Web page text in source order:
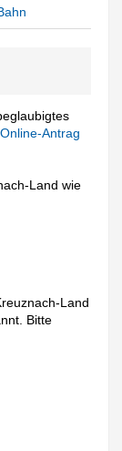
Online-Antrag
Land wie
Land
Bitte